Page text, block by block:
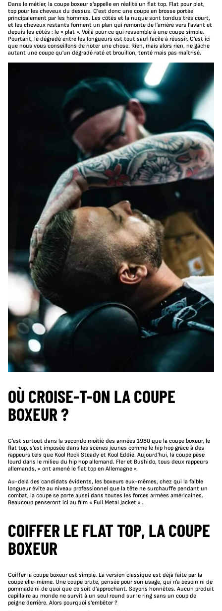
Dans le métier, la coupe boxeur s'appelle en réalité un flat top. Flat pour plat,
top pour les cheveux du dessus. C'est donc une coupe en brosse portée
principalement par les hommes. Les côtés et la nuque sont tondus très court,
et les cheveux restants forment un plan qui remonte de l'arrière vers l'avant et
depuis les côtés : le « plat ». Voilà pour ce qui ressemble à une coupe simple.
Pourtant, le dégradé entre les longueurs est tout sauf facile à réussir. C'est ici
que nous vous conseillons de noter une chose. Rien, mais alors rien, ne gâche
autant une coupe qu'un dégradé raté et brouillon, tenté mais pas maîtrisé.
OÙ CROISE-T-ON LA COUPE
BOXEUR ?
C'est surtout dans la seconde moitié des années 1980 que la coupe boxeur, le
flat top, s'est imposée dans les scènes jeunes comme le hip hop grâce à des
rappeurs tels que Kool Rock Steady et Kool Eddie. Aujourd'hui, la coupe pèse
lourd dans le milieu du hip hop allemand. Fler et Bushido, tous deux rappeurs
allemands, « ont amené le flat top en Allemagne ».
Au-delà des candidats évidents, les boxeurs eux-mêmes, chez qui la faible
longueur évite au niveau professionnel que la tête ne surchauffe pendant un
combat, la coupe se porte aussi dans toutes les forces armées américaines.
Beaucoup penseront ici au film « Full Metal Jacket »...
COIFFER LE FLAT TOP, LA COUPE
BOXEUR
Coiffer la coupe boxeur est simple. La version classique est déjà faite par la
coupe elle-même. Une coupe brute, pensée pour son usage, qui n'a besoin ni de
pommade ni de quoi que ce soit d'approchant. Soyons honnêtes. Aucun produit
capillaire au monde ne survit à un seul round sur le ring sans un coup de
peigne derrière. Alors pourquoi s'embêter ?